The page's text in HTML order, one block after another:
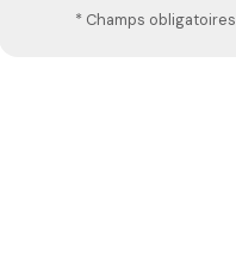
* Champs obligatoires